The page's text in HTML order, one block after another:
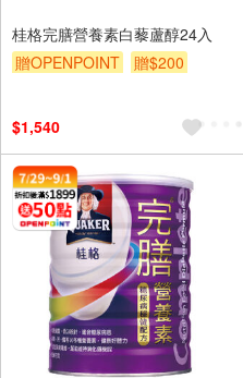
桂格完膳營養素白藜蘆醇24入
贈OPENPOINT
贈$200
$1,540